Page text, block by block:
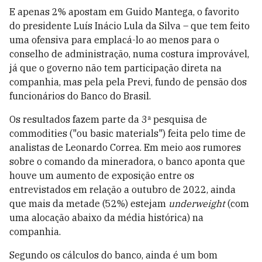
E apenas 2% apostam em Guido Mantega, o favorito
do presidente Luís Inácio Lula da Silva – que tem feito
uma ofensiva para emplacá-lo ao menos para o
conselho de administração, numa costura improvável,
já que o governo não tem participação direta na
companhia, mas pela pela Previ, fundo de pensão dos
funcionários do Banco do Brasil.
Os resultados fazem parte da 3ª pesquisa de
commodities ("ou basic materials") feita pelo time de
analistas de Leonardo Correa. Em meio aos rumores
sobre o comando da mineradora, o banco aponta que
houve um aumento de exposição entre os
entrevistados em relação a outubro de 2022, ainda
que mais da metade (52%) estejam underweight(com
uma alocação abaixo da média histórica) na
companhia.
Segundo os cálculos do banco, ainda é um bom